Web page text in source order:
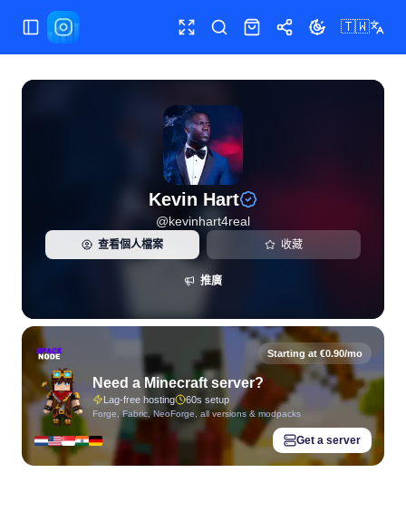
切換選單 全螢幕搜尋 商店 分享 切換主題
🇹🇼
Kevin Hart（@kevinhart4real）的 Instagram 即時統計與粉
Kevin Hart
@kevinhart4real
查看個人檔案 收藏
推廣
Starting at €0.90/mo
Need a Minecraft server?
Lag-free hosting 60s setup
Forge, Fabric, NeoForge, all versions & modpacks
Get a server